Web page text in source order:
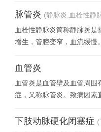
脉管炎 (静脉炎,血栓性静
血栓性静脉炎简称静脉炎
增生，管腔变窄，血流缓慢
血管炎
血管炎是血管壁及血管周
症，又称脉管炎。致病因素
下肢动脉硬化闭塞症 (